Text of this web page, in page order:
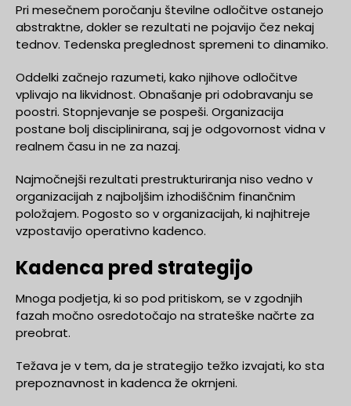
Pri mesečnem poročanju številne odločitve ostanejo
abstraktne, dokler se rezultati ne pojavijo čez nekaj
tednov. Tedenska preglednost spremeni to dinamiko.
Oddelki začnejo razumeti, kako njihove odločitve
vplivajo na likvidnost. Obnašanje pri odobravanju se
poostri. Stopnjevanje se pospeši. Organizacija
postane bolj disciplinirana, saj je odgovornost vidna v
realnem času in ne za nazaj.
Najmočnejši rezultati prestrukturiranja niso vedno v
organizacijah z najboljšim izhodiščnim finančnim
položajem. Pogosto so v organizacijah, ki najhitreje
vzpostavijo operativno kadenco.
Kadenca pred strategijo
Mnoga podjetja, ki so pod pritiskom, se v zgodnjih
fazah močno osredotočajo na strateške načrte za
preobrat.
Težava je v tem, da je strategijo težko izvajati, ko sta
prepoznavnost in kadenca že okrnjeni.